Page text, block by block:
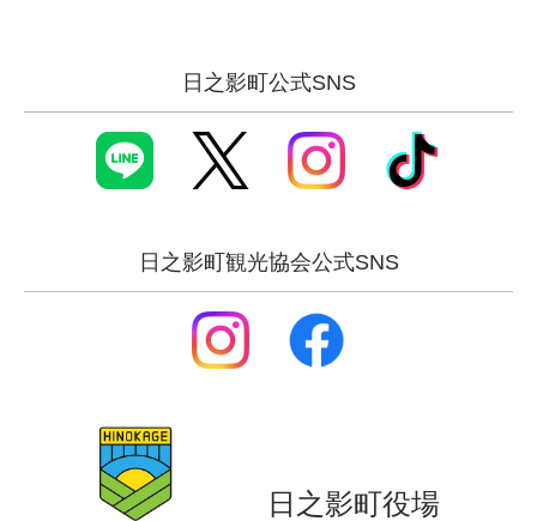
日之影町公式SNS
日之影町観光協会公式SNS
日之影町役場